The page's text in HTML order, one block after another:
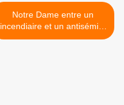
Notre Dame entre un
incendiaire et un antisémite
>